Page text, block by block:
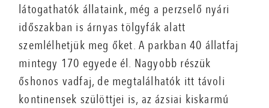
látogathatók állataink, még a perzselő nyári
időszakban is árnyas tölgyfák alatt
szemlélhetjük meg őket. A parkban 40 állatfaj
mintegy 170 egyede él. Nagyobb részük
őshonos vadfaj, de megtalálhatók itt távoli
kontinensek szülöttjei is, az ázsiai kiskarmú